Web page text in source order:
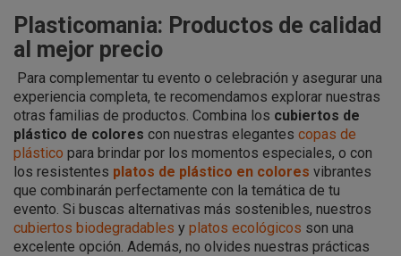
Plasticomania: Productos de calidad
al mejor precio
Para complementar tu evento o celebración y asegurar una
experiencia completa, te recomendamos explorar nuestras
otras familias de productos. Combina los cubiertos de
plástico de colores con nuestras elegantes copas de
plástico para brindar por los momentos especiales, o con
los resistentes platos de plástico en colores vibrantes
que combinarán perfectamente con la temática de tu
evento. Si buscas alternativas más sostenibles, nuestros
cubiertos biodegradables y platos ecológicos son una
excelente opción. Además, no olvides nuestras prácticas